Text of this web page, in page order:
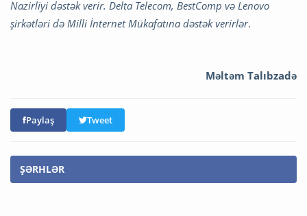
Nazirliyi dəstək verir. Delta Telecom, BestComp və Lenovo
şirkətləri də Milli İnternet Mükafatına dəstək verirlər.
Məltəm Talıbzadə
Paylaş Tweet
ŞƏRHLƏR